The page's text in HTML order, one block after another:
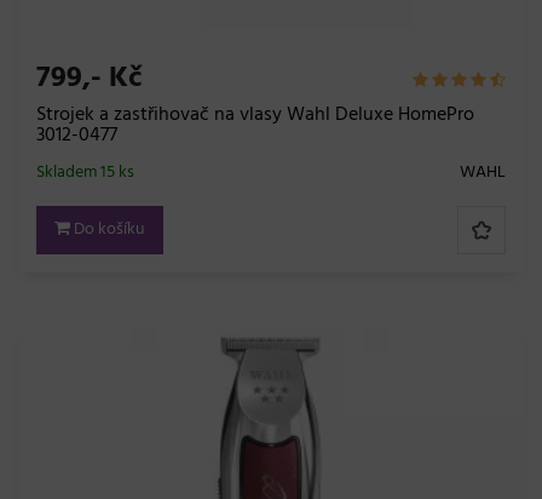
799,- Kč
Strojek a zastřihovač na vlasy Wahl Deluxe HomePro
3012-0477
WAHL
Skladem 15 ks
Do košíku